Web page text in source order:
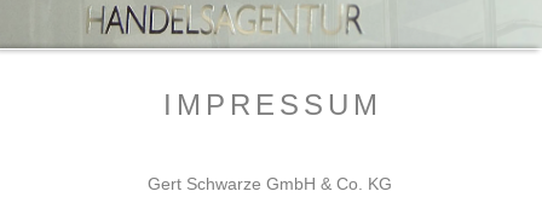
IMPRESSUM
Gert Schwarze GmbH & Co. KG